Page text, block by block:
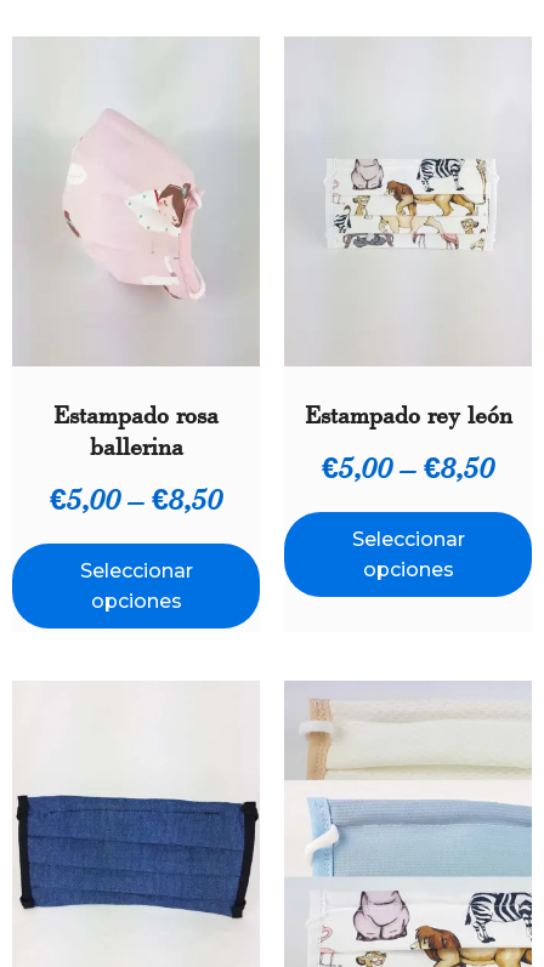
Estampado rosa
ballerina
€5,00– €8,50
Seleccionar
opciones
Estampado rey león
€5,00– €8,50
Seleccionar
opciones